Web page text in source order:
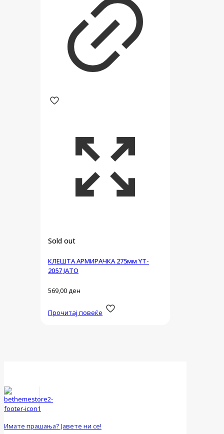
Sold out
КЛЕШТА АРМИРАЧКА 275мм YT-
2057 ЈАТО
569,00ден
Прочитај повеќе
Имате прашања? Јавете ни се!